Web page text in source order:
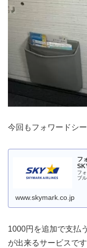
今回もフォワードシ
フ
フ
ブ
www.skymark.co.jp
1000円を追加で支払
が出来るサービスです